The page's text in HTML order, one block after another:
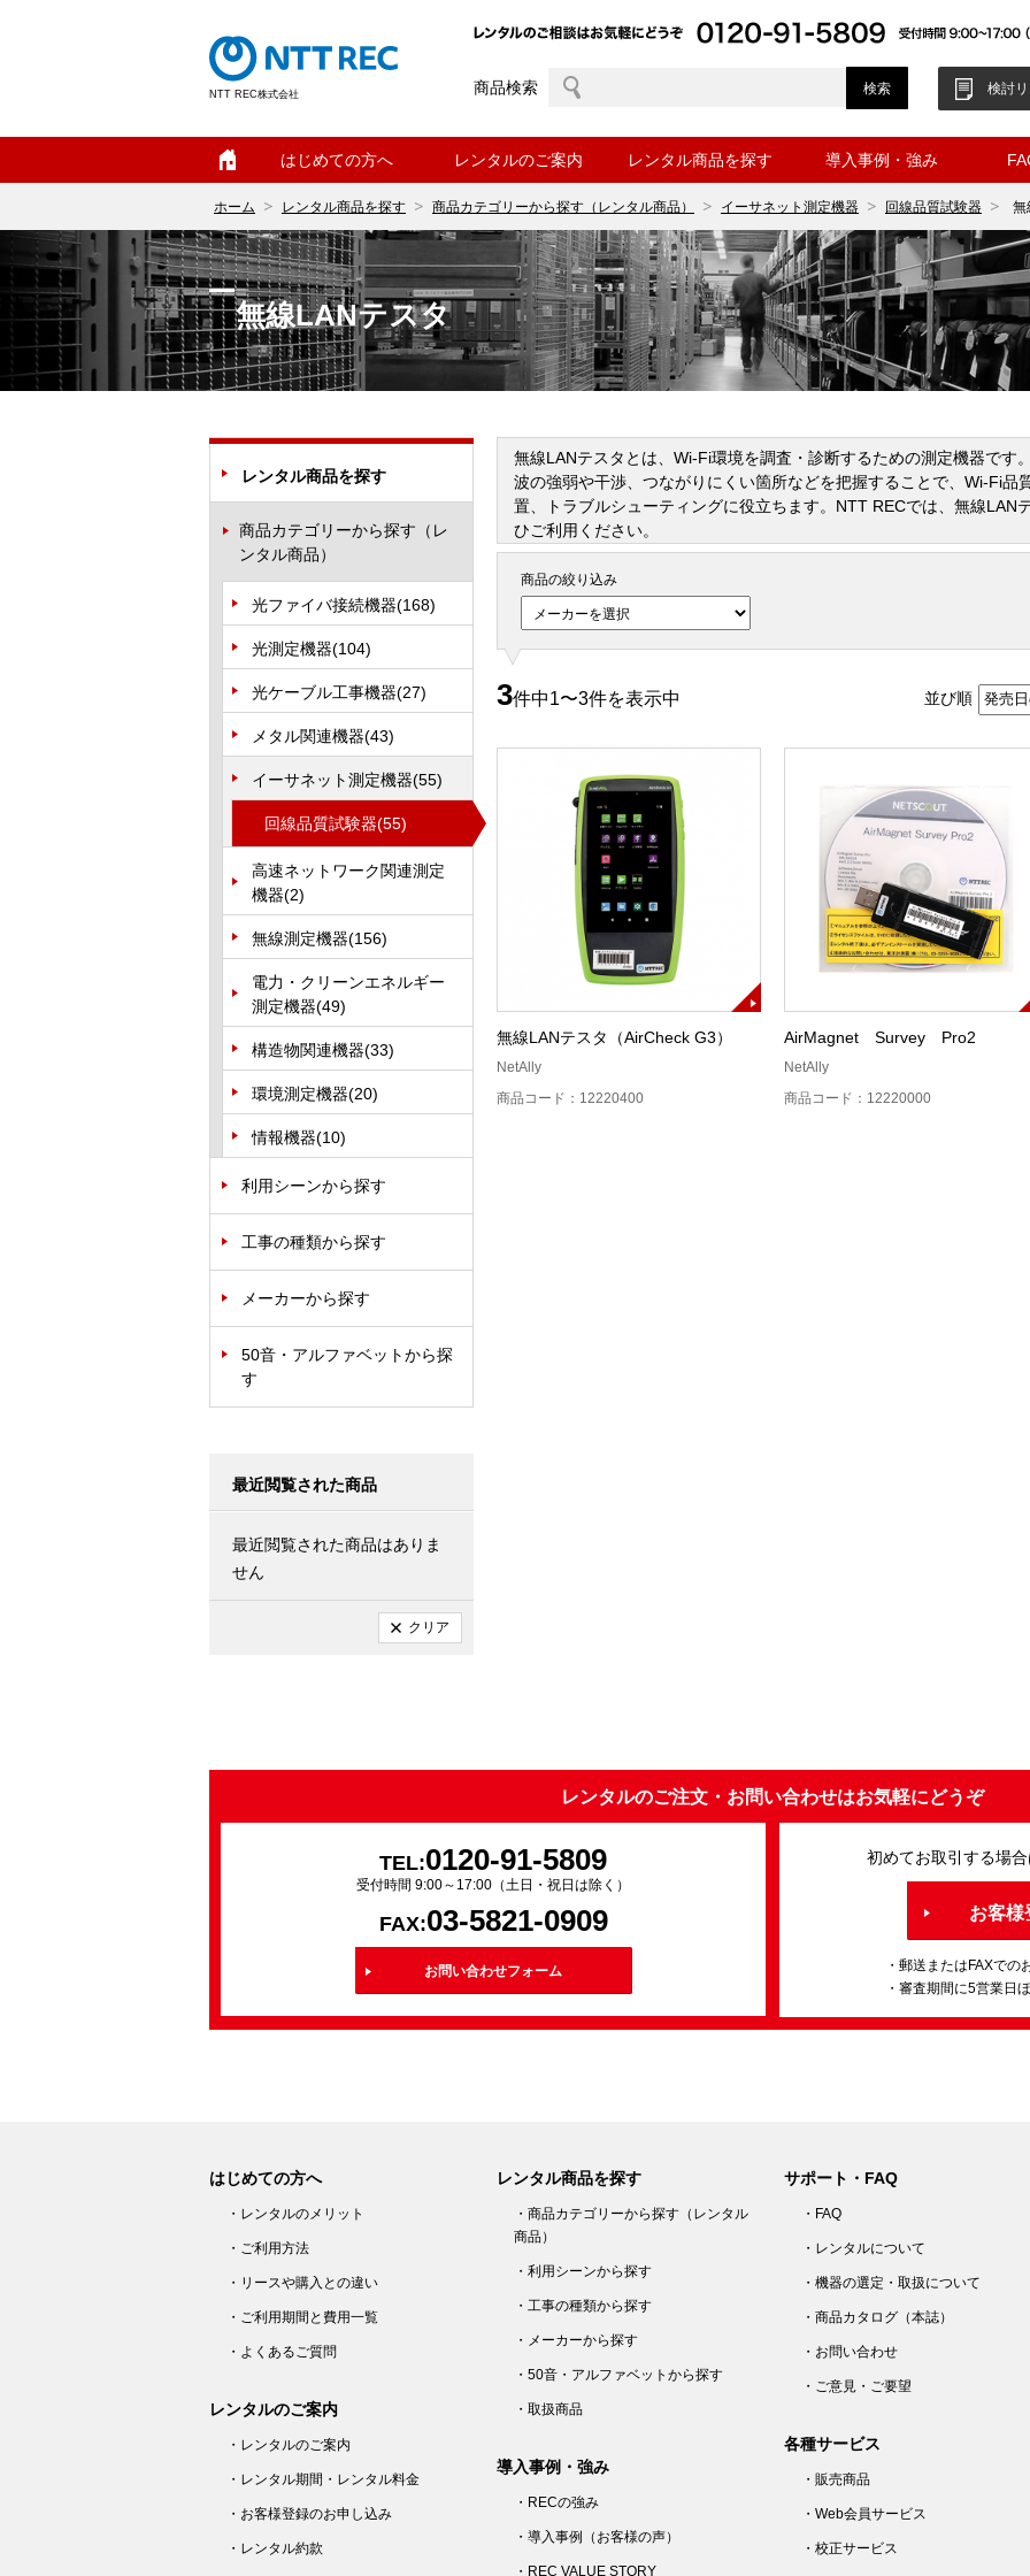
NTT REC株式会社 商品検索 検討
はじめての方へ レンタルのご案内 レンタル商品を探す 導入事例・強み
ホーム レンタル商品を探す 商品カテゴリーから探す（レンタル商品） イーサネット測定機器 回線品質試験器 無
無線LANテスタ
レンタル商品を探す
商品カテゴリーから探す（レ
ンタル商品）
光ファイバ接続機器(168)
光測定機器(104)
光ケーブル工事機器(27)
メタル関連機器(43)
イーサネット測定機器(55)
回線品質試験器(55)
高速ネットワーク関連測定
機器(2)
無線測定機器(156)
電力・クリーンエネルギー
測定機器(49)
構造物関連機器(33)
環境測定機器(20)
情報機器(10)
利用シーンから探す
工事の種類から探す
メーカーから探す
50音・アルファベットから探
す
最近閲覧された商品
最近閲覧された商品はありま
せん
クリア
無線LANテスタとは、Wi‑Fi環境を調査・診断するための測定機器です
波の強弱や干渉、つながりにくい箇所などを把握することで、Wi‑Fi品
置、トラブルシューティングに役立ちます。NTT RECでは、無線LAN
ひご利用ください。
商品の絞り込み
3件中1〜3件を表示中 並び順
無線LANテスタ（AirCheck G3）
NetAlly
商品コード：12220400
AirMagnet Survey Pro2
NetAlly
商品コード：12220000
レンタルのご注文・お問い合わせはお気軽にどうぞ
TEL:0120-91-5809
受付時間 9:00～17:00（土日・祝日は除く）
FAX:03-5821-0909
お問い合わせフォーム
初めてお取引する場
お客様
・郵送またはFAXで
・審査期間に5営業日
はじめての方へ
・レンタルのメリット
・ご利用方法
・リースや購入との違い
・ご利用期間と費用一覧
・よくあるご質問
レンタルのご案内
・レンタルのご案内
・レンタル期間・レンタル料金
・お客様登録のお申し込み
・レンタル約款
レンタル商品を探す
・商品カテゴリーから探す（レンタル
商品）
・利用シーンから探す
・工事の種類から探す
・メーカーから探す
・50音・アルファベットから探す
・取扱商品
導入事例・強み
・RECの強み
・導入事例（お客様の声）
・REC VALUE STORY
サポート・FAQ
・FAQ
・レンタルについて
・機器の選定・取扱について
・商品カタログ（本誌）
・お問い合わせ
・ご意見・ご要望
各種サービス
・販売商品
・Web会員サービス
・校正サービス